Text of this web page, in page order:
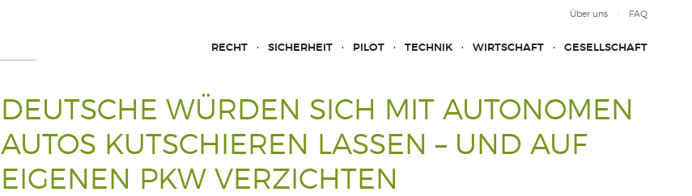
Über uns FAQ
RECHT SICHERHEIT PILOT TECHNIK WIRTSCHAFT GESELLSCHAFT
DEUTSCHE WÜRDEN SICH MIT AUTONOMEN
AUTOS KUTSCHIEREN LASSEN – UND AUF
EIGENEN PKW VERZICHTEN